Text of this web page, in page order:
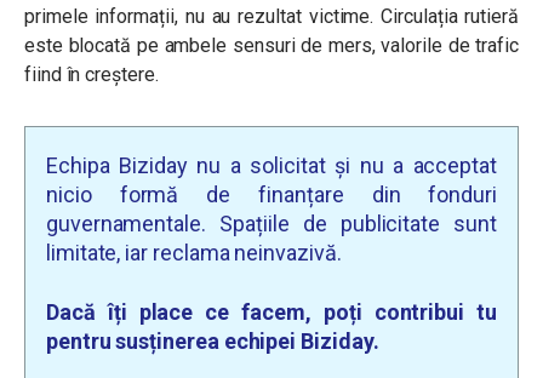
primele informații, nu au rezultat victime. Circulația rutieră
este blocată pe ambele sensuri de mers, valorile de trafic
fiind în creștere.
Echipa Biziday nu a solicitat și nu a acceptat
nicio formă de finanțare din fonduri
guvernamentale. Spațiile de publicitate sunt
limitate, iar reclama neinvazivă.
Dacă îți place ce facem, poți contribui tu
pentru susținerea echipei Biziday.